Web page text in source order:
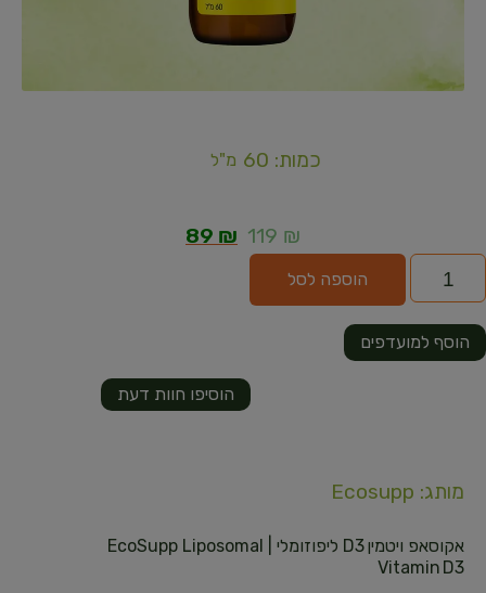
כמות: 60 מ"ל
119 ₪
89 ₪
הוספה לסל
הוסיפו חוות דעת
הוסף למועדפים
מותג: Ecosupp
אקוסאפ ויטמין D3 ליפוזומלי | EcoSupp Liposomal
Vitamin D3